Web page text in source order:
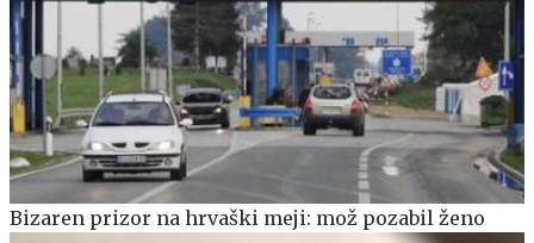
Bizaren prizor na hrvaški meji: mož pozabil ženo